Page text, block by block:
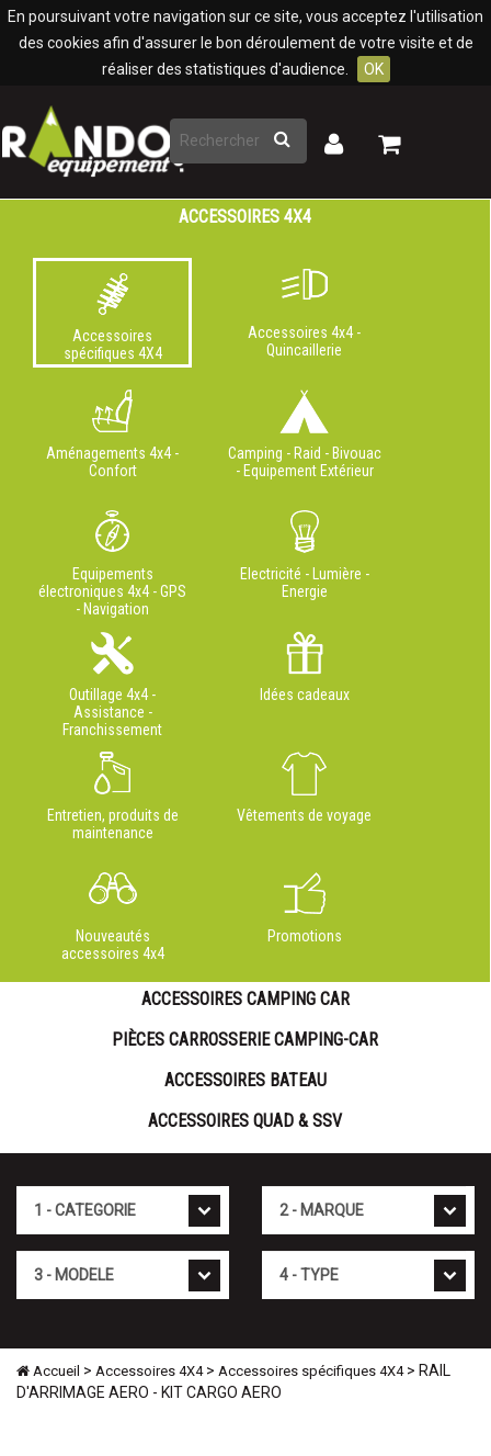
En poursuivant votre navigation sur ce site, vous acceptez l'utilisation
des cookies afin d'assurer le bon déroulement de votre visite et de
réaliser des statistiques d'audience.
OK
Rechercher
Mon
Mon
ACCESSOIRES 4X4
Accessoires
spécifiques 4X4
Accessoires 4x4 -
Quincaillerie
Aménagements 4x4 -
Confort
Camping - Raid - Bivouac
- Equipement Extérieur
Equipements
électroniques 4x4 - GPS
- Navigation
Electricité - Lumière -
Energie
Outillage 4x4 -
Assistance -
Franchissement
Idées cadeaux
Entretien, produits de
maintenance
Vêtements de voyage
Nouveautés
accessoires 4x4
Promotions
ACCESSOIRES CAMPING CAR
PIÈCES CARROSSERIE CAMPING-CAR
ACCESSOIRES BATEAU
ACCESSOIRES QUAD & SSV
Accueil > Accessoires 4X4> Accessoires spécifiques 4X4> RAIL
D'ARRIMAGE AERO - KIT CARGO AERO
Panneau de gestion des cookies